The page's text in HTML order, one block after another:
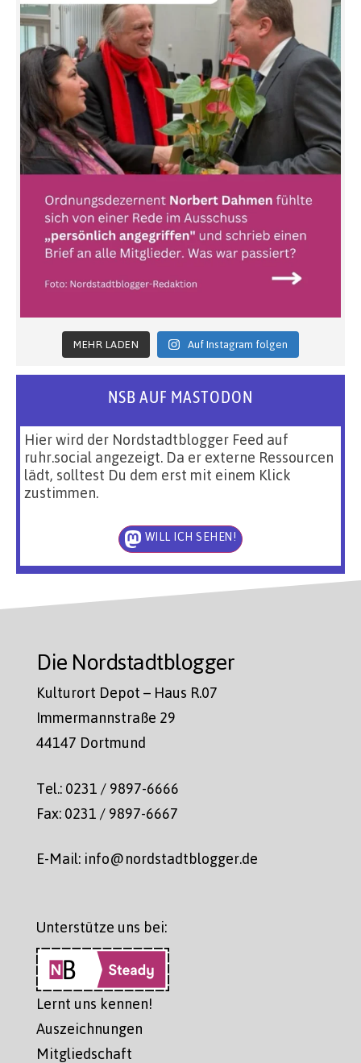
MEHR LADEN Auf Instagram folgen
NSB AUF MASTODON
Hier wird der Nordstadtblogger Feed auf
ruhr.social angezeigt. Da er externe Ressourcen
lädt, solltest Du dem erst mit einem Klick
zustimmen.
WILL ICH SEHEN!
Die Nordstadtblogger
Kulturort Depot – Haus R.07
Immermannstraße 29
44147 Dortmund
Tel.: 0231 / 9897-6666
Fax: 0231 / 9897-6667
E-Mail: info@nordstadtblogger.de
Unterstütze uns bei:
Lernt uns kennen!
Auszeichnungen
Mitgliedschaft